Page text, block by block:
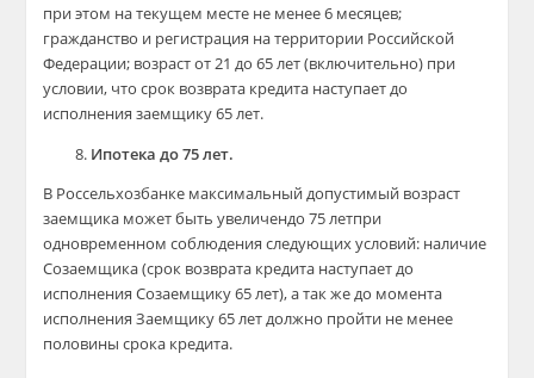
при этом на текущем месте не менее 6 месяцев;
гражданство и регистрация на территории Российской
Федерации; возраст от 21 до 65 лет (включительно) при
условии, что срок возврата кредита наступает до
исполнения заемщику 65 лет.
Ипотека до 75 лет.
В Россельхозбанке максимальный допустимый возраст
заемщика может быть увеличендо 75 летпри
одновременном соблюдения следующих условий: наличие
Созаемщика (срок возврата кредита наступает до
исполнения Созаемщику 65 лет), а так же до момента
исполнения Заемщику 65 лет должно пройти не менее
половины срока кредита.